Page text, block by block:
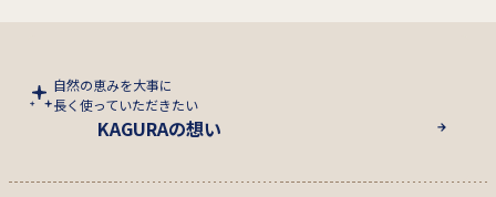
自然の恵みを大事に
長く使っていただきたい
KAGURAの想い